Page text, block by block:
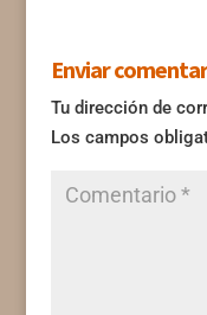
Enviar
Tu dirección de
Los campos